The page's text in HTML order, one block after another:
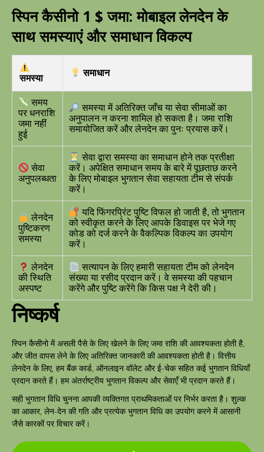
स्पिन कैसीनो 1 $ जमा: मोबाइल लेनदेन के
साथ समस्याएं और समाधान विकल्प
समस्या
समाधान
समय
पर धनराशि
जमा नहीं
हुई
समस्या में अतिरिक्त जाँच या सेवा सीमाओं का
अनुपालन न करना शामिल हो सकता है। जमा राशि
समायोजित करें और लेनदेन का पुनः प्रयास करें।
सेवा
अनुपलब्धता
सेवा द्वारा समस्या का समाधान होने तक प्रतीक्षा
करें। अपेक्षित समाधान समय के बारे में पूछताछ करने
के लिए मोबाइल भुगतान सेवा सहायता टीम से संपर्क
करें।
लेनदेन
पुष्टिकरण
समस्या
यदि फिंगरप्रिंट पुष्टि विफल हो जाती है, तो भुगतान
को स्वीकृत करने के लिए आपके डिवाइस पर भेजे गए
कोड को दर्ज करने के वैकल्पिक विकल्प का उपयोग
करें।
लेनदेन
की स्थिति
अस्पष्ट
सत्यापन के लिए हमारी सहायता टीम को लेनदेन
संख्या या रसीद प्रदान करें। वे समस्या की पहचान
करेंगे और पुष्टि करेंगे कि किस पक्ष ने देरी की।
निष्कर्ष
स्पिन कैसीनो में असली पैसे के लिए खेलने के लिए जमा राशि की आवश्यकता होती है,
और जीत वापस लेने के लिए अतिरिक्त जानकारी की आवश्यकता होती है। वित्तीय
लेनदेन के लिए, हम बैंक कार्ड, ऑनलाइन वॉलेट और ई-चेक सहित कई भुगतान विधियाँ
प्रदान करते हैं। हम अंतर्राष्ट्रीय भुगतान विकल्प और सेवाएँ भी प्रदान करते हैं।
सही भुगतान विधि चुनना आपकी व्यक्तिगत प्राथमिकताओं पर निर्भर करता है। शुल्क
का आकार, लेन-देन की गति और प्रत्येक भुगतान विधि का उपयोग करने में आसानी
जैसे कारकों पर विचार करें।